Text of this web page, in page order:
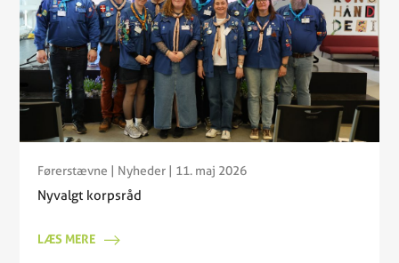
Førerstævne Nyheder | 11. maj 2026
Nyvalgt korpsråd
LÆS MERE